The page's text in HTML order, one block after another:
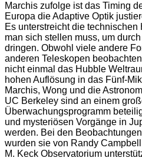
Marchis zufolge ist das Timing
Europa die Adaptive Optik
Es unterstreicht die
man sich stellen muss, um
dringen. Obwohl viele andere
anderen Teleskopen
nicht einmal das Hubble
hohen Auflösung in das Fünf-
Marchis, Wong und die
UC Berkeley sind an einem
Überwachungsprogramm
und mysteriösen Vorgänge in
werden. Bei den
wurden sie von Randy
M. Keck Observatorium